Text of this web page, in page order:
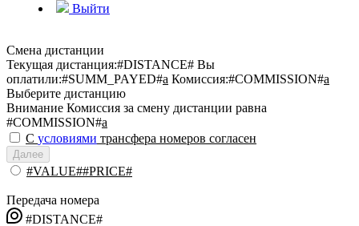
Выйти
Смена дистанции
Текущая дистанция:#DISTANCE# Вы
оплатили:#SUMM_PAYED#a Комиссия:#COMMISSION#a
Выберите дистанцию
Внимание Комиссия за смену дистанции равна
#COMMISSION#a
С условиями трансфера номеров согласен
Далее
#VALUE##PRICE#
Передача номера
#DISTANCE#